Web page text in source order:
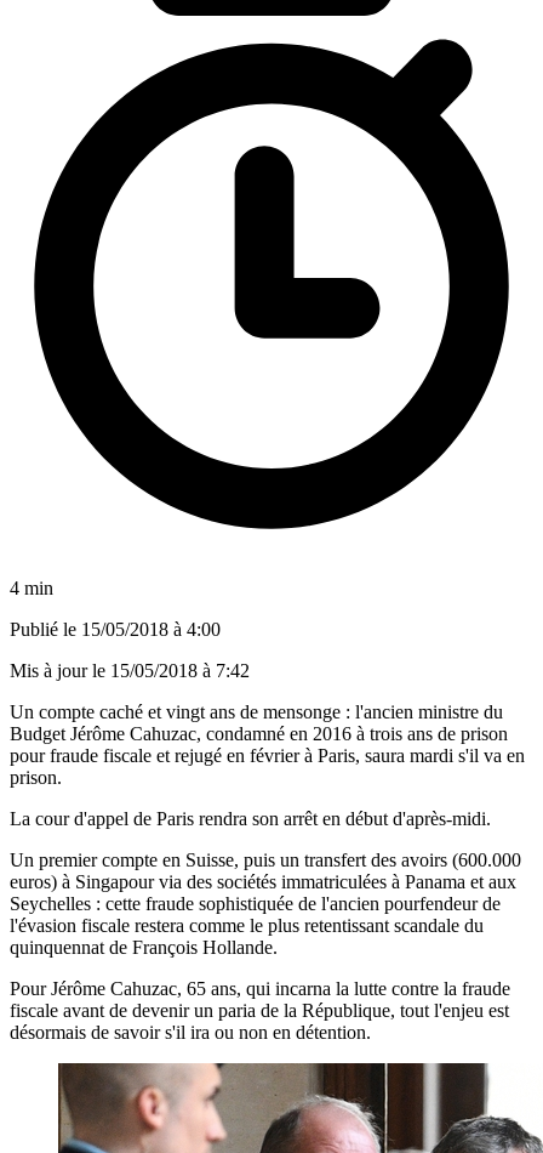
4 min
Publié le 15/05/2018 à 4:00
Mis à jour le 15/05/2018 à 7:42
Un compte caché et vingt ans de mensonge : l'ancien ministre du
Budget Jérôme Cahuzac, condamné en 2016 à trois ans de prison
pour fraude fiscale et rejugé en février à Paris, saura mardi s'il va en
prison.
La cour d'appel de Paris rendra son arrêt en début d'après-midi.
Un premier compte en Suisse, puis un transfert des avoirs (600.000
euros) à Singapour via des sociétés immatriculées à Panama et aux
Seychelles : cette fraude sophistiquée de l'ancien pourfendeur de
l'évasion fiscale restera comme le plus retentissant scandale du
quinquennat de François Hollande.
Pour Jérôme Cahuzac, 65 ans, qui incarna la lutte contre la fraude
fiscale avant de devenir un paria de la République, tout l'enjeu est
désormais de savoir s'il ira ou non en détention.